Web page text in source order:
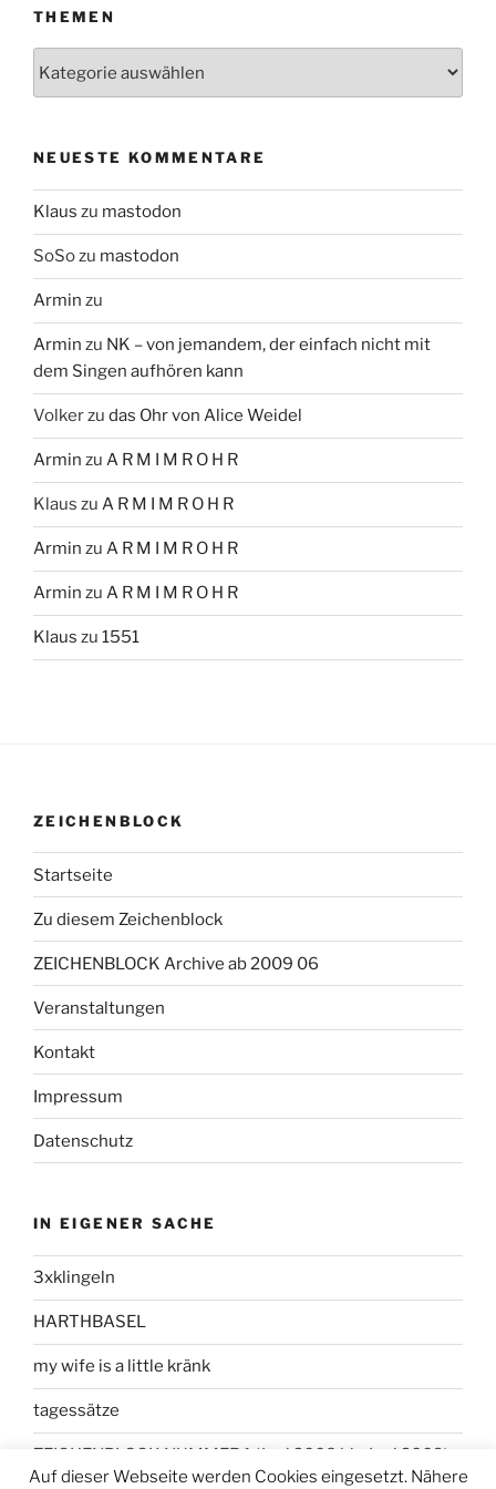
THEMEN
NEUESTE KOMMENTARE
Klaus zu mastodon
SoSozu mastodon
Armin zu
Armin zu NK – von jemandem, der einfach nicht mit
dem Singen aufhören kann
Volkerzu das Ohr von Alice Weidel
Armin zu A R M I M R O H R
Klaus zu A R M I M R O H R
Armin zu A R M I M R O H R
Armin zu A R M I M R O H R
Klaus zu 1551
ZEICHENBLOCK
Startseite
Zu diesem Zeichenblock
ZEICHENBLOCK Archive ab 2009 06
Veranstaltungen
Kontakt
Impressum
Datenschutz
IN EIGENER SACHE
3xklingeln
HARTHBASEL
my wife is a little kränk
tagessätze
ZEICHENBLOCK NUMMER 1 (Juni 2008 bis Juni 2009)
Auf dieser Webseite werden Cookies eingesetzt. Nähere